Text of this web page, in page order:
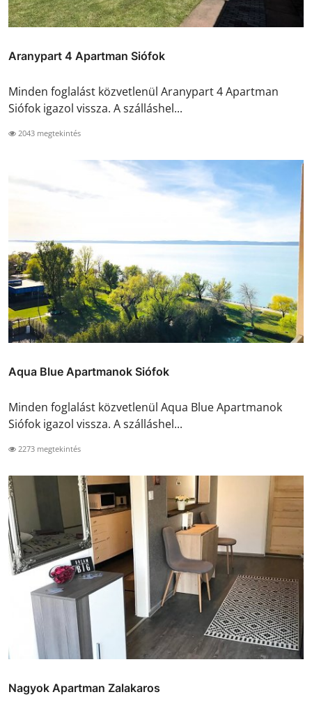
Aranypart 4 Apartman Siófok
Minden foglalást közvetlenül Aranypart 4 Apartman
Siófok igazol vissza. A szálláshel...
2043 megtekintés
Aqua Blue Apartmanok Siófok
Minden foglalást közvetlenül Aqua Blue Apartmanok
Siófok igazol vissza. A szálláshel...
2273 megtekintés
Nagyok Apartman Zalakaros